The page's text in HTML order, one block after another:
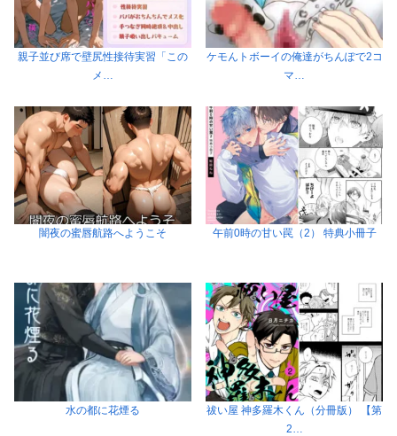
親子並び席で壁尻性接待実習「この
メ…
ケモんトボーイの俺達がちんぽで2コ
マ…
闇夜の蜜唇航路へようこそ 午前0時の甘い罠（2） 特典小冊子
水の都に花煙る
祓い屋 神多羅木くん（分冊版） 【第
2…